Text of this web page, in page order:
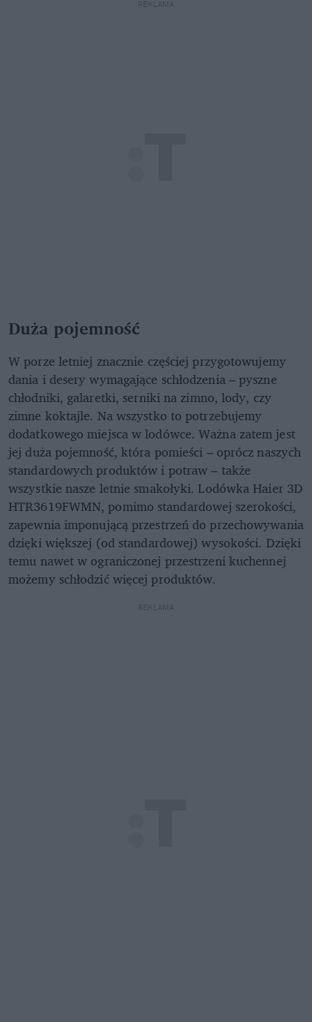
REKLAMA
Duża pojemność
W porze letniej znacznie częściej przygotowujemy
dania i desery wymagające schłodzenia – pyszne
chłodniki, galaretki, serniki na zimno, lody, czy
zimne koktajle. Na wszystko to potrzebujemy
dodatkowego miejsca w lodówce. Ważna zatem jest
jej duża pojemność, która pomieści – oprócz naszych
standardowych produktów i potraw – także
wszystkie nasze letnie smakołyki. Lodówka Haier 3D
HTR3619FWMN, pomimo standardowej szerokości,
zapewnia imponującą przestrzeń do przechowywania
dzięki większej (od standardowej) wysokości. Dzięki
temu nawet w ograniczonej przestrzeni kuchennej
możemy schłodzić więcej produktów.
REKLAMA